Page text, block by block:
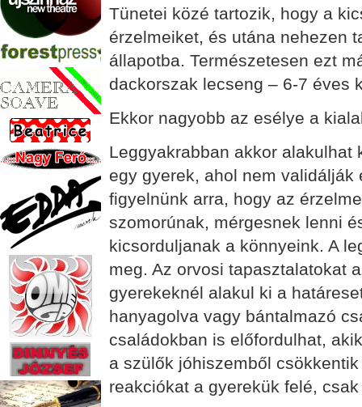
Tünetei közé tartozik, hogy a
érzelmeiket, és utána nehezen
állapotba. Természetesen ezt
dackorszak lecseng – 6-7 éves
Ekkor nagyobb az esélye a
Leggyakrabban akkor alakulhat
egy gyerek, ahol nem
figyelnünk arra, hogy az
szomorúnak, mérgesnek lenni
kicsorduljanak a könnyeink. A
meg. Az orvosi tapasztalatokat
gyerekeknél alakul ki a
hanyagolva vagy bántalmazó
családokban is előfordulhat,
a szülők jóhiszemből
reakciókat a gyerekük felé,